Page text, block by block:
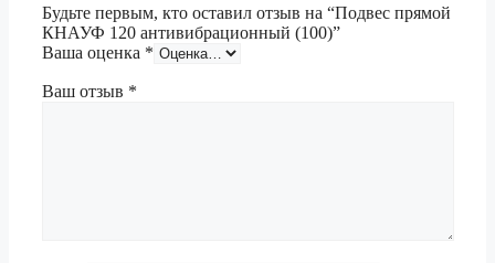
Будьте первым, кто оставил отзыв на “Подвес прямой
КНАУФ 120 антивибрационный (100)”
Ваша оценка *
Ваш отзыв *